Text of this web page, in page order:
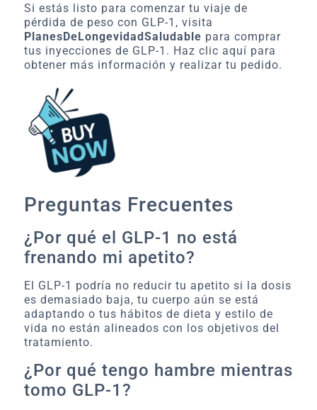
Si estás listo para comenzar tu viaje de
pérdida de peso con GLP-1, visita
PlanesDeLongevidadSaludable para comprar
tus inyecciones de GLP-1. Haz clic aquí para
obtener más información y realizar tu pedido.
Preguntas Frecuentes
¿Por qué el GLP-1 no está
frenando mi apetito?
El GLP-1 podría no reducir tu apetito si la dosis
es demasiado baja, tu cuerpo aún se está
adaptando o tus hábitos de dieta y estilo de
vida no están alineados con los objetivos del
tratamiento.
¿Por qué tengo hambre mientras
tomo GLP-1?